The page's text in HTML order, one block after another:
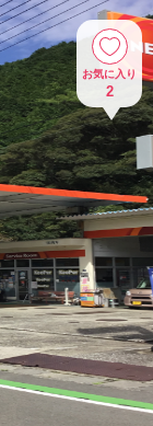
お気に入り
2